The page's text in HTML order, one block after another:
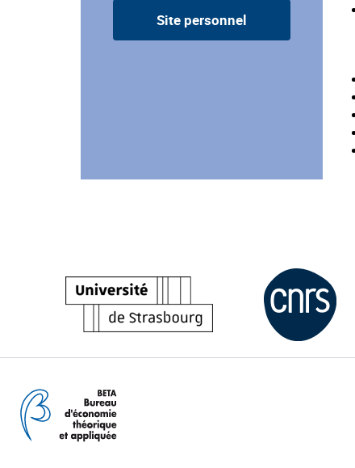
Site personnel